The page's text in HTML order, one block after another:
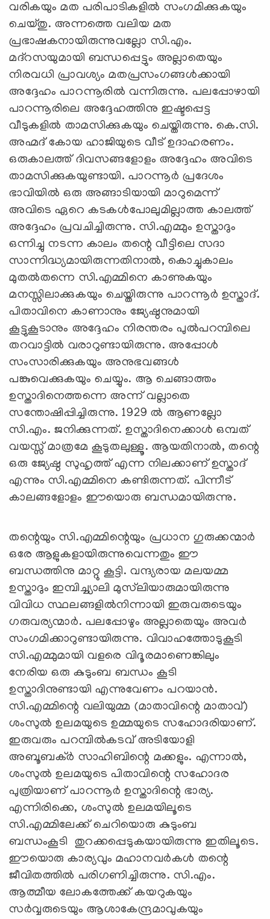
വരികയും മത പരിപാടികളില്‍ സംഗമിക്കുകയും
ചെയ്തു. അന്നത്തെ വലിയ മത
പ്രഭാഷകനായിരുന്നുവല്ലോ സി.എം.
മദ്‌റസയുമായി ബന്ധപ്പെട്ടും അല്ലാതെയും
നിരവധി പ്രാവശ്യം മതപ്രസംഗങ്ങള്‍ക്കായി
അദ്ദേഹം പാറന്നൂരില്‍ വന്നിരുന്നു. പലപ്പോഴായി
പാറന്നൂരിലെ അദ്ദേഹത്തിനു ഇഷ്ടപ്പെട്ട
വീടുകളില്‍ താമസിക്കുകയും ചെയ്തിരുന്നു. കെ.സി.
അഹ്മദ് കോയ ഹാജിയുടെ വീട് ഉദാഹരണം.
ഒരുകാലത്ത് ദിവസങ്ങളോളം അദ്ദേഹം അവിടെ
താമസിക്കുകയുണ്ടായി. പാറന്നൂര്‍ പ്രദേശം
ഭാവിയില്‍ ഒരു അങ്ങാടിയായി മാറുമെന്ന്
അവിടെ ഏറെ കടകള്‍പോലുമില്ലാത്ത കാലത്ത്
അദ്ദേഹം പ്രവചിച്ചിരുന്നു. സി.എമ്മും ഉസ്താദും
ഒന്നിച്ചു നടന്ന കാലം തന്റെ വീട്ടിലെ സദാ
സാന്നിദ്ധ്യമായിരുന്നതിനാല്‍, കൊച്ചുകാലം
മുതല്‍തന്നെ സി.എമ്മിനെ കാണുകയും
മനസ്സിലാക്കുകയും ചെയ്തിരുന്നു പാറന്നൂര്‍ ഉസ്താദ്.
പിതാവിനെ കാണാനും ജ്യേഷ്ഠനുമായി
കൂട്ടുകൂടാനും അദ്ദേഹം നിരന്തരം പുല്‍പറമ്പിലെ
തറവാട്ടില്‍ വരാറുണ്ടായിരുന്നു. അപ്പോള്‍
സംസാരിക്കുകയും അനുഭവങ്ങള്‍
പങ്കുവെക്കുകയും ചെയ്യും. ആ ചെങ്ങാത്തം
ഉസ്താദിനെത്തന്നെ അന്ന് വല്ലാതെ
സന്തോഷിപ്പിച്ചിരുന്നു. 1929 ല്‍ ആണല്ലോ
സി.എം. ജനിക്കുന്നത്. ഉസ്താദിനെക്കാള്‍ ഒമ്പത്
വയസ്സ് മാത്രമേ കൂടുതലുള്ളൂ. ആയതിനാല്‍, തന്റെ
ഒരു ജ്യേഷ്ഠ സുഹൃത്ത് എന്ന നിലക്കാണ് ഉസ്താദ്
എന്നും സി.എമ്മിനെ കണ്ടിരുന്നത്. പിന്നീട്
കാലങ്ങളോളം ഈയൊരു ബന്ധമായിരുന്നു.
തന്റെയും സി.എമ്മിന്റെയും പ്രധാന ഗുരുക്കന്മാര്‍
ഒരേ ആളുകളായിരുന്നുവെന്നതും ഈ
ബന്ധത്തിനു മാറ്റു കൂട്ടി. വന്ദ്യരായ മലയമ്മ
ഉസ്താദും ഇമ്പിച്ച്യാലി മുസ്‌ലിയാരുമായിരുന്നു
വിവിധ സ്ഥലങ്ങളില്‍നിന്നായി ഇരുവരുടെയും
ഗരുവര്യന്മാര്‍. പലപ്പോഴും അല്ലാതെയും അവര്‍
സംഗമിക്കാറുണ്ടായിരുന്നു. വിവാഹത്തോടുകൂടി
സി.എമ്മുമായി വളരെ വിദൂരമാണെങ്കിലും
നേരിയ ഒരു കുടുംബ ബന്ധം കൂടി
ഉസ്താദിനുണ്ടായി എന്നുവേണം പറയാന്‍.
സി.എമ്മിന്റെ വലിയുമ്മ (മാതാവിന്റെ മാതാവ്)
ശംസുല്‍ ഉലമയുടെ ഉമ്മയുടെ സഹോദരിയാണ്.
ഇരുവരും പറമ്പില്‍കടവ് അടിയോളി
അബൂബക്ര്‍ സാഹിബിന്റെ മക്കളും. എന്നാല്‍,
ശംസുല്‍ ഉലമയുടെ പിതാവിന്റെ സഹോദര
പുത്രിയാണ് പാറന്നൂര്‍ ഉസ്താദിന്റെ ഭാര്യ.
എന്നിരിക്കെ, ശംസുല്‍ ഉലമയിലൂടെ
സി.എമ്മിലേക്ക് ചെറിയൊരു കുടുംബ
ബന്ധംകൂടി തുറക്കപ്പെടുകയായിരുന്നു ഇതിലൂടെ.
ഈയൊരു കാര്യവും മഹാനവര്‍കള്‍ തന്റെ
ജീവിതത്തില്‍ പരിഗണിച്ചിരുന്നു. സി.എം.
ആത്മീയ ലോകത്തേക്ക് കയറുകയും
സര്‍വ്വരുടെയും ആശാകേന്ദ്രമാവുകയും